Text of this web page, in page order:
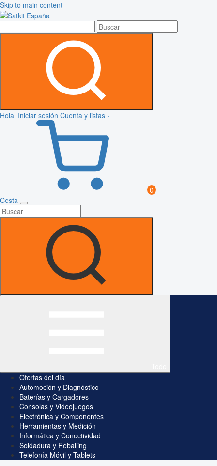
Skip to main content
Hola, Iniciar sesión Cuenta y listas
0
Cesta
Ofertas del día
Automoción y Diagnóstico
Baterías y Cargadores
Consolas y Videojuegos
Electrónica y Componentes
Herramientas y Medición
Informática y Conectividad
Soldadura y Reballing
Telefonía Móvil y Tablets